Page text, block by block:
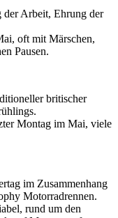
der Arbeit, Ehrung der
oft mit Märschen,
Pausen.
britischer
Montag im Mai, viele
im Zusammenhang
Motorradrennen.
rund um den